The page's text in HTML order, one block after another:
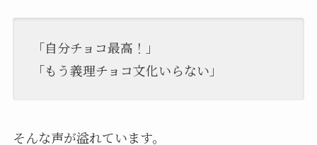
「自分チョコ最高！」
「もう義理チョコ文化いらない」
そんな声が溢れています。